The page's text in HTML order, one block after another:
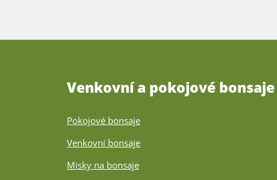
Venkovní a pokojové bonsaje
Pokojové bonsaje
Venkovní bonsaje
Misky na bonsaje